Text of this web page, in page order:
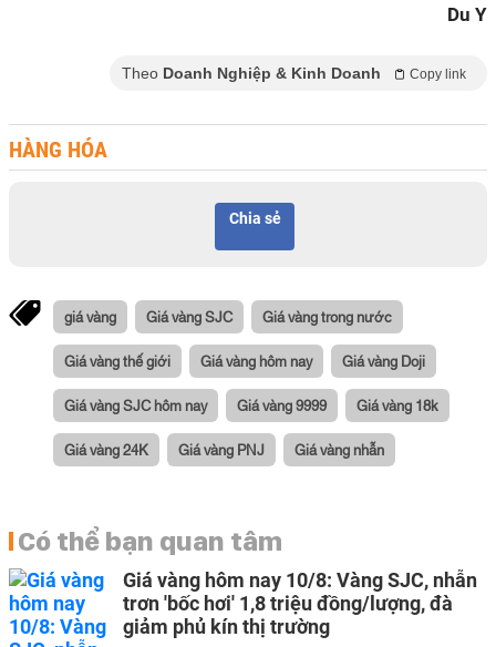
Du Y
Theo Doanh Nghiệp & Kinh Doanh Copy link
HÀNG HÓA
Chia sẻ
giá vàng Giá vàng SJC Giá vàng trong nước
Giá vàng thế giới Giá vàng hôm nay Giá vàng Doji
Giá vàng SJC hôm nay Giá vàng 9999 Giá vàng 18k
Giá vàng 24K Giá vàng PNJ Giá vàng nhẫn
Có thể bạn quan tâm
Giá vàng hôm nay 10/8: Vàng SJC, nhẫn
trơn 'bốc hơi' 1,8 triệu đồng/lượng, đà
giảm phủ kín thị trường